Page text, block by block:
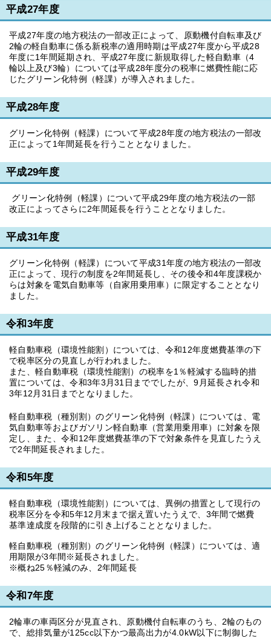
平成27年度
平成27年度の地方税法の一部改正によって、原動機付自転車及び
2輪の軽自動車に係る新税率の適用時期は平成27年度から平成28
年度に1年間延期され、平成27年度に新規取得した軽自動車（4
輪以上及び3輪）については平成28年度分の税率に燃費性能に応
じたグリーン化特例（軽課）が導入されました。
平成28年度
グリーン化特例（軽課）について平成28年度の地方税法の一部改
正によって1年間延長を行うこととなりました。
平成29年度
グリーン化特例（軽課）について平成29年度の地方税法の一部
改正によってさらに2年間延長を行うこととなりました。
平成31年度
グリーン化特例（軽課）について平成31年度の地方税法の一部改
正によって、現行の制度を2年間延長し、その後令和4年度課税か
らは対象を電気自動車等（自家用乗用車）に限定することとなり
ました。
令和3年度
軽自動車税（環境性能割）については、令和12年度燃費基準の下
で税率区分の見直しが行われました。
また、軽自動車税（環境性能割）の税率を1％軽減する臨時的措
置については、令和3年3月31日まででしたが、9月延長され令和
3年12月31日までとなりました。
軽自動車税（種別割）のグリーン化特例（軽課）については、電
気自動車等およびガソリン軽自動車（営業用乗用車）に対象を限
定し、また、令和12年度燃費基準の下で対象条件を見直したうえ
で2年間延長されました。
令和5年度
軽自動車税（環境性能割）については、異例の措置として現行の
税率区分を令和5年12月末まで据え置いたうえで、3年間で燃費
基準達成度を段階的に引き上げることとなりました。
軽自動車税（種別割）のグリーン化特例（軽課）については、適
用期限が3年間※延長されました。
※概ね25％軽減のみ、2年間延長
令和7年度
2輪車の車両区分が見直され、原動機付自転車のうち、2輪のもの
で、総排気量が125cc以下かつ最高出力が4.0kW以下に制御した